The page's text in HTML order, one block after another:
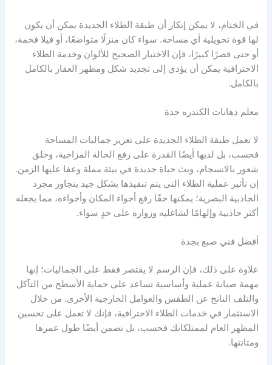
في الختام، لا يمكن إنكار أن طبقة الطلاء الجديدة يمكن أن يكون
لها قوة تحويلية أي مساحة. سواء كان منزلًا متواضعًا، أو فيلا فخمة،
أو حتى قصرًا كبيرًا، فإن الاختيار الصحيح للألوان وخدمة الطلاء
الاحترافية يمكن أن يؤدي إلى تجديد شكل ومظهر العقار بالكامل
بالكامل.
معلم دهانات الكندره جدة
لا تعمل طبقة الطلاء الجديدة على تعزيز جماليات المساحة
فحسب، بل لديها أيضًا القدرة على رفع الحالة المزاجية، وخلق
شعور بالانسجام، وبث حياة جديدة في بيئة مملة وعفا عليها الزمن.
إن تأثير عملية الطلاء التي يتم تنفيذها بشكل جيد يتجاوز مجرد
الجاذبية البصرية؛ يمكنها حقًا رفع أجواء المكان وأجواءه، مما يجعله
أكثر جاذبية وإلهامًا لشاغليه وزواره على حدٍ سواء.
أفضل فني صبغ بجدة
علاوة على ذلك، فإن الرسم لا يقتصر فقط على الجماليات؛ إنها
مهمة صيانة عملية وأساسية تساعد على حماية الأسطح من التآكل
والتلف الناتج عن الطقس والعوامل الخارجية الأخرى. من خلال
الاستثمار في خدمات الطلاء الاحترافية، فإنك لا تعمل على تحسين
المظهر العام لممتلكاتك فحسب، بل تضمن أيضًا طول عمرها
ومتانتها.